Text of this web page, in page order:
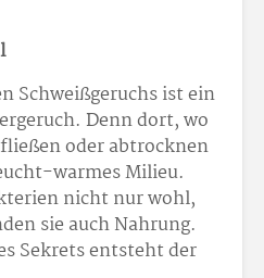
Schweißgeruchs ist ein
Denn dort, wo
oder abtrocknen
warmes Milieu.
nicht nur wohl,
sie auch Nahrung.
Sekrets entsteht der